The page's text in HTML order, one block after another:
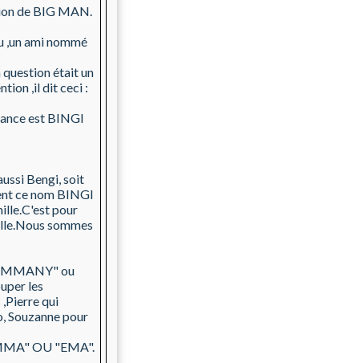
de BIG MAN.
,un ami nommé
était un
,il dit ceci :
est BINGI
Bengi, soit
ce nom BINGI
pour
sommes
ou
les
,Pierre qui
Souzanne pour
OU "EMA".